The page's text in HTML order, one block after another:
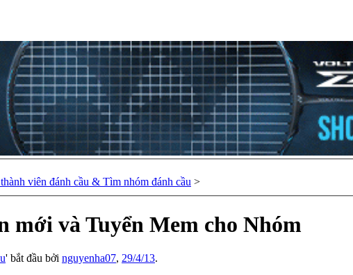
viên đánh cầu & Tìm nhóm đánh cầu >
và Tuyển Mem cho Nhóm
' bắt đầu bởi nguyenha07, 29/4/13.